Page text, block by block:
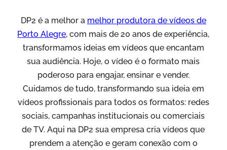
DP2 é a melhor a melhor produtora de vídeos de
Porto Alegre, com mais de 20 anos de experiência,
transformamos ideias em vídeos que encantam
sua audiência. Hoje, o vídeo é o formato mais
poderoso para engajar, ensinar e vender.
Cuidamos de tudo, transformando sua ideia em
vídeos profissionais para todos os formatos: redes
sociais, campanhas institucionais ou comerciais
de TV. Aqui na DP2 sua empresa cria vídeos que
prendem a atenção e geram conexão com o